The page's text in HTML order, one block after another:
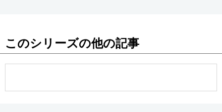
このシリーズの他の記事